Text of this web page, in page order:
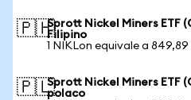
🇵🇭Sprott Nickel Miners ETF
Filipino
1 NIKLon equivale a 849,89
🇵🇱Sprott Nickel Miners ETF
polaco